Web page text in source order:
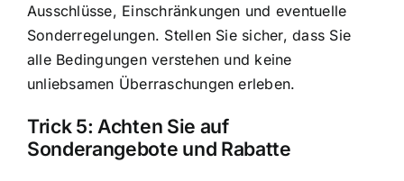
Ausschlüsse, Einschränkungen und eventuelle
Sonderregelungen. Stellen Sie sicher, dass Sie
alle Bedingungen verstehen und keine
unliebsamen Überraschungen erleben.
Trick 5: Achten Sie auf
Sonderangebote und Rabatte